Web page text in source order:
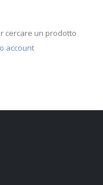
cercare un prodotto
account